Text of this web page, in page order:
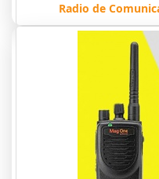
Radio de